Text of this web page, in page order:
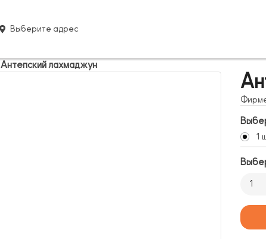
Выберите адрес
Антепский лахмаджун
1
1